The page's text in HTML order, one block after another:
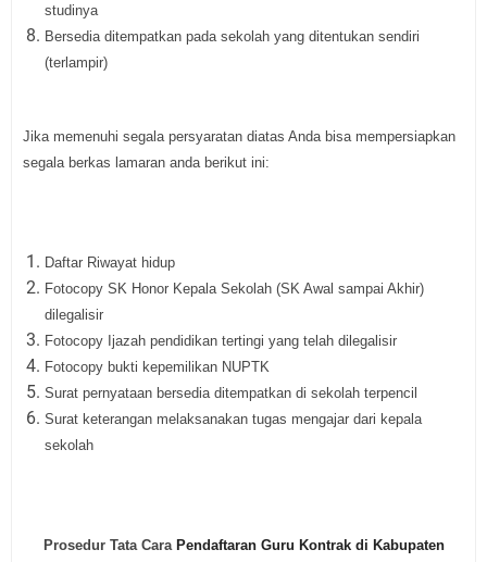
studinya
Bersedia ditempatkan pada sekolah yang ditentukan sendiri
(terlampir)
Jika memenuhi segala persyaratan diatas Anda bisa mempersiapkan
segala berkas lamaran anda berikut ini:
Daftar Riwayat hidup
Fotocopy SK Honor Kepala Sekolah (SK Awal sampai Akhir)
dilegalisir
Fotocopy Ijazah pendidikan tertingi yang telah dilegalisir
Fotocopy bukti kepemilikan NUPTK
Surat pernyataan bersedia ditempatkan di sekolah terpencil
Surat keterangan melaksanakan tugas mengajar dari kepala
sekolah
Prosedur Tata Cara Pendaftaran Guru Kontrak di Kabupaten